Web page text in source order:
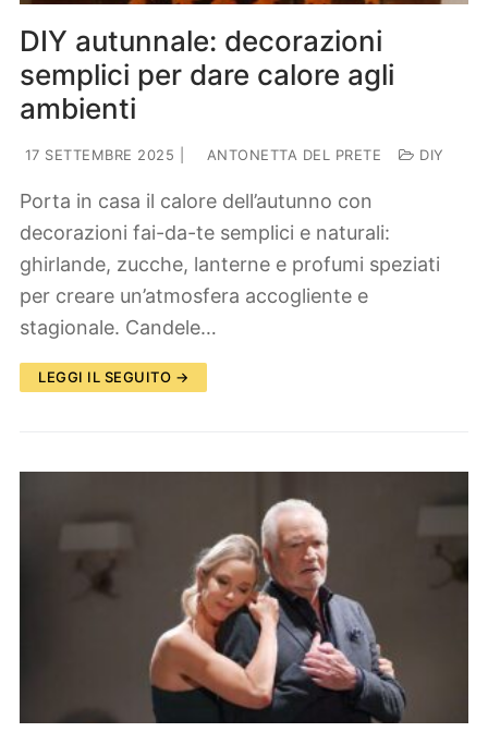
DIY autunnale: decorazioni
semplici per dare calore agli
ambienti
17 SETTEMBRE 2025 ANTONETTA DEL PRETE DIY
Porta in casa il calore dell’autunno con
decorazioni fai-da-te semplici e naturali:
ghirlande, zucche, lanterne e profumi speziati
per creare un’atmosfera accogliente e
stagionale. Candele…
LEGGI IL SEGUITO →